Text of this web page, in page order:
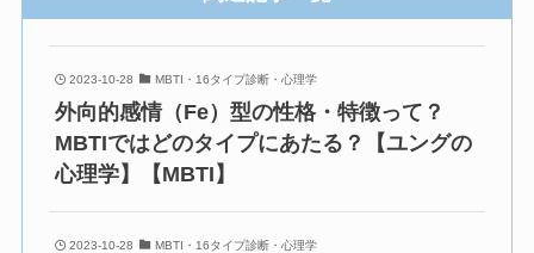
2023-10-28 MBTI・16タイプ診断・心理学
外向的感情（Fe）型の性格・特徴って？
MBTIではどのタイプにあたる？【ユングの
心理学】【MBTI】
2023-10-28 MBTI・16タイプ診断・心理学